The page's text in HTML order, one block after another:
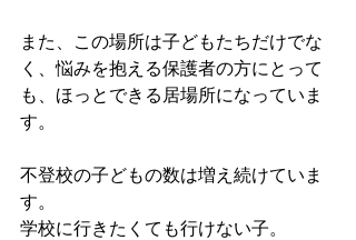
また、この場所は子どもたちだけでな
く、悩みを抱える保護者の方にとって
も、ほっとできる居場所になっていま
す。
不登校の子どもの数は増え続けていま
す。
学校に行きたくても行けない子。